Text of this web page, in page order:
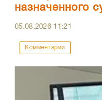
назначенного
05.08.2026 11:21
Комментарии